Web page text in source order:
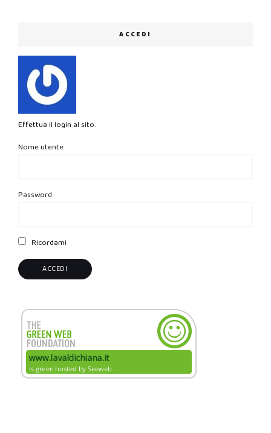
ACCEDI
Effettua il login al sito.
Nome utente
Password
Ricordami